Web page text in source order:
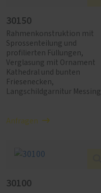
30150
Rahmenkonstruktion mit
Sprossenteilung und
profilierten Füllungen,
Verglasung mit Ornament
Kathedral und bunten
Friesenecken,
Langschildgarnitur Messing
Anfragen
30100